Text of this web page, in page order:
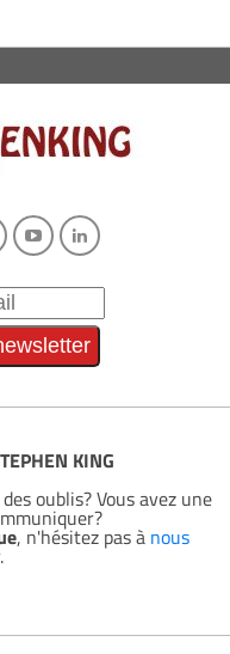
KING
oublis? Vous avez une
, n'hésitez pas à nous
.